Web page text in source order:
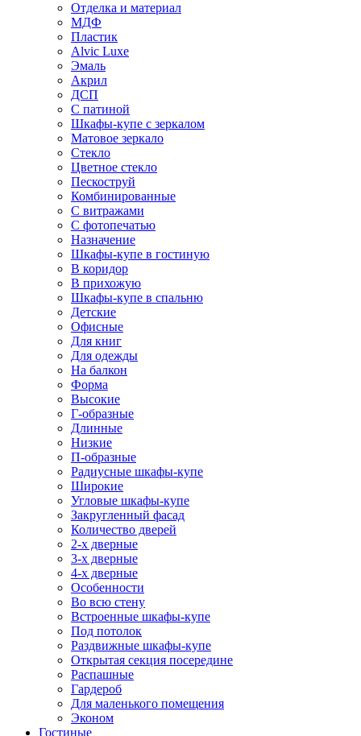
Отделка и материал
МДФ
Пластик
Alvic Luxe
Эмаль
Акрил
ДСП
С патиной
Шкафы-купе с зеркалом
Матовое зеркало
Стекло
Цветное стекло
Пескоструй
Комбинированные
С витражами
С фотопечатью
Назначение
Шкафы-купе в гостиную
В коридор
В прихожую
Шкафы-купе в спальню
Детские
Офисные
Для книг
Для одежды
На балкон
Форма
Высокие
Г-образные
Длинные
Низкие
П-образные
Радиусные шкафы-купе
Широкие
Угловые шкафы-купе
Закругленный фасад
Количество дверей
2-х дверные
3-х дверные
4-х дверные
Особенности
Во всю стену
Встроенные шкафы-купе
Под потолок
Раздвижные шкафы-купе
Открытая секция посередине
Распашные
Гардероб
Для маленького помещения
Эконом
Гостиные